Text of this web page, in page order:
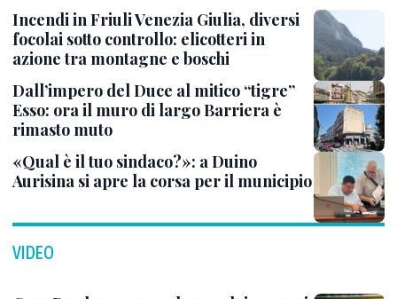
Incendi in Friuli Venezia Giulia, diversi
focolai sotto controllo: elicotteri in
azione tra montagne e boschi
Dall’impero del Duce al mitico “tigre”
Esso: ora il muro di largo Barriera è
rimasto muto
«Qual è il tuo sindaco?»: a Duino
Aurisina si apre la corsa per il municipio
VIDEO